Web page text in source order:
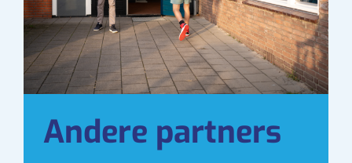
Andere partners